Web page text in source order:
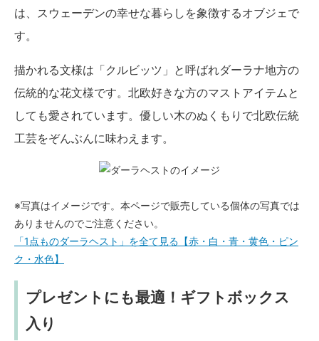
は、スウェーデンの幸せな暮らしを象徴するオブジェで
す。
描かれる文様は「クルビッツ」と呼ばれダーラナ地方の
伝統的な花文様です。北欧好きな方のマストアイテムと
しても愛されています。優しい木のぬくもりで北欧伝統
工芸をぞんぶんに味わえます。
※写真はイメージです。本ページで販売している個体の写真では
ありませんのでご注意ください。
「1点ものダーラヘスト」を全て見る【赤・白・青・黄色・ピン
ク・水色】
プレゼントにも最適！ギフトボックス
入り